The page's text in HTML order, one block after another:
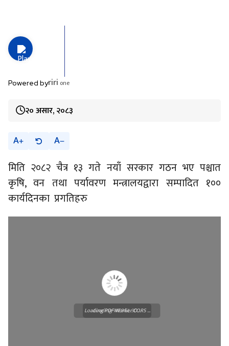
Powered byriri one
२० असार, २०८३
A A
मिति २०८२ चैत्र १३ गते नयाँ सरकार गठन भए पश्चात
कृषि, वन तथा पर्यावरण मन्त्रालयद्वारा सम्पादित १००
कार्यदिनका प्रगतिहरु
Loading WEBGL 3D ...
Loading PDF Worker CORS ...